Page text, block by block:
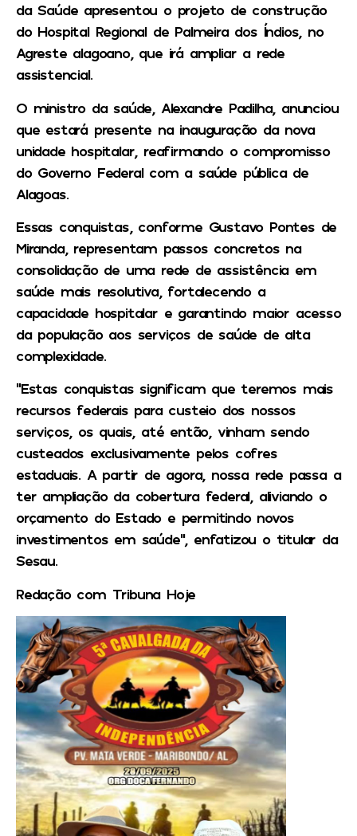
da Saúde apresentou o projeto de construção
do Hospital Regional de Palmeira dos Índios, no
Agreste alagoano, que irá ampliar a rede
assistencial.
O ministro da saúde, Alexandre Padilha, anunciou
que estará presente na inauguração da nova
unidade hospitalar, reafirmando o compromisso
do Governo Federal com a saúde pública de
Alagoas.
Essas conquistas, conforme Gustavo Pontes de
Miranda, representam passos concretos na
consolidação de uma rede de assistência em
saúde mais resolutiva, fortalecendo a
capacidade hospitalar e garantindo maior acesso
da população aos serviços de saúde de alta
complexidade.
“Estas conquistas significam que teremos mais
recursos federais para custeio dos nossos
serviços, os quais, até então, vinham sendo
custeados exclusivamente pelos cofres
estaduais. A partir de agora, nossa rede passa a
ter ampliação da cobertura federal, aliviando o
orçamento do Estado e permitindo novos
investimentos em saúde”, enfatizou o titular da
Sesau.
Redação com Tribuna Hoje